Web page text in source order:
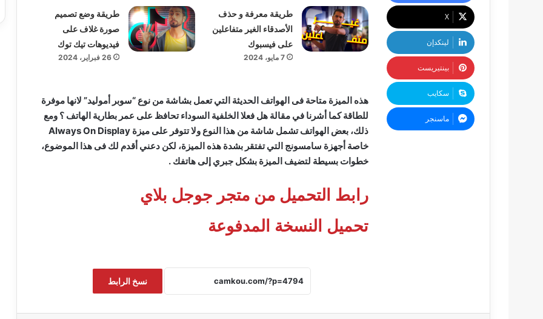
طريقة معرفة و حذف
الأصدقاء الغير متفاعلين
على فيسبوك
7 مايو، 2024
طريقة وضع تصميم
صورة غلاف على
فيديوهات تيك توك
26 فبراير، 2024
هذه الميزة متاحة فى الهواتف الحديثة التي تعمل بشاشة من نوع “سوبر أموليد” لانها موفرة
للطاقة كما أشرنا في مقالة هل فعلا الخلفية السوداء تحافظ على عمر بطارية الهاتف ؟ ومع
ذلك، بعض الهواتف تشمل شاشة من هذا النوع ولا تتوفر على ميزة Always On Display
خاصة أجهزة سامسونج التي تفتقر بشدة هذه الميزة، لكن دعني أقدم لك فى هذا الموضوع،
خطوات بسيطة لتضيف الميزة بشكل جبري إلى هاتفك .
رابط التحميل من متجر جوجل بلاي
تحميل النسخة المدفوعة
نسخ الرابط
‫X
لينكدإن
بينتيريست
سكايب
ماسنجر